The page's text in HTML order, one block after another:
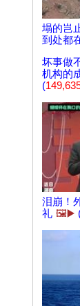
塌的岂
到处都
坏事做
机构的
(
泪崩！
礼 🖼️▶️